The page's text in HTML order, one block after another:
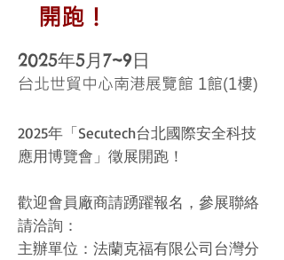
開跑！
2025年5月7~9日
台北世貿中心南港展覽館 1館(1樓)
2025年「Secutech台北國際安全科技
應用博覽會」徵展開跑！
歡迎會員廠商請踴躍報名，參展聯絡
請洽詢：
主辦單位：法蘭克福有限公司台灣分